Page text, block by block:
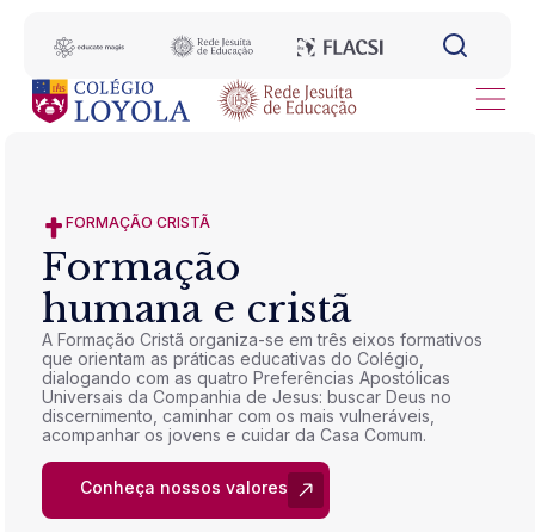
FORMAÇÃO CRISTÃ
Formação
humana e cristã
A Formação Cristã organiza-se em três eixos formativos
que orientam as práticas educativas do Colégio,
dialogando com as quatro Preferências Apostólicas
Universais da Companhia de Jesus: buscar Deus no
discernimento, caminhar com os mais vulneráveis,
acompanhar os jovens e cuidar da Casa Comum.
Conheça nossos valores